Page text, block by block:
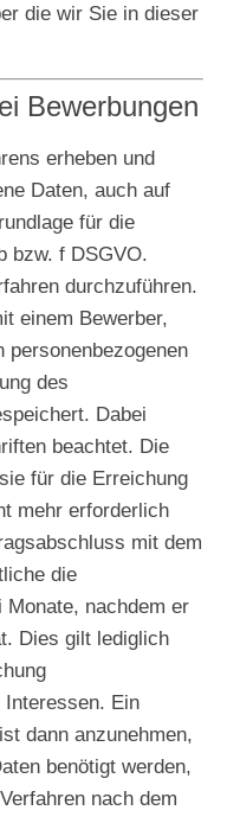
die wir Sie in dieser
Bewerbungen
erheben und
Daten, auch auf
für die
bzw. f DSGVO.
durchzuführen.
einem Bewerber,
personenbezogenen
des
Dabei
beachtet. Die
für die Erreichung
mehr erforderlich
mit dem
die
Monate, nachdem er
Dies gilt lediglich
Interessen. Ein
dann anzunehmen,
benötigt werden,
nach dem